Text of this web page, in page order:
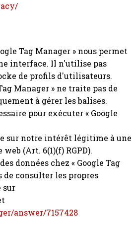
Tag Manager » nous permet
interface. Il n'utilise pas
de profils d'utilisateurs.
Manager » ne traite pas de
à gérer les balises.
pour exécuter « Google
sur notre intérêt légitime à une
(Art. 6(1)(f) RGPD).
données chez « Google Tag
de consulter les propres
sur
answer/7157428